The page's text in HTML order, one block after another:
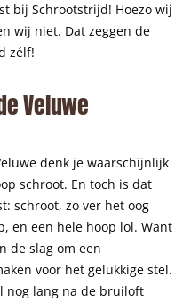
bij Schrootstrijd! Hoezo wij
wij niet. Dat zeggen de
zélf!
Veluwe
denk je waarschijnlijk
schroot. En toch is dat
schroot, zo ver het oog
en een hele hoop lol. Want
de slag om een
voor het gelukkige stel.
nog lang na de bruiloft